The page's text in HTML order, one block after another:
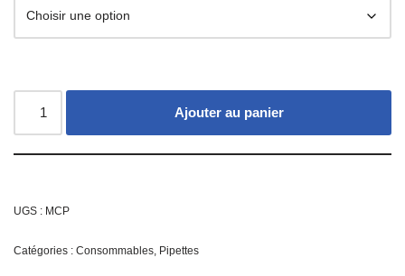
Ajouter au panier
UGS : MCP
Catégories : Consommables, Pipettes